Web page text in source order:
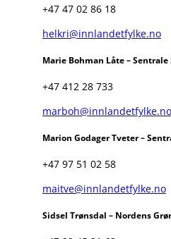
+47 47 02 86 18
helkri@innlandetfylke.no
Marie Bohman Låte –
+47 412 28 733
marboh@innlandetfylke.no
Marion Godager Tveter –
+47 97 51 02 58
maitve@innlandetfylke.no
Sidsel Trønsdal – Nordens